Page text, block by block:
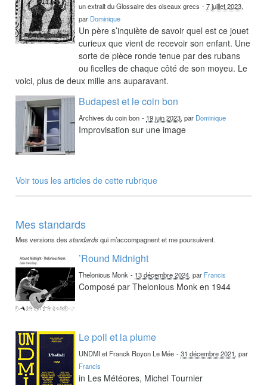
un extrait du Glossaire des oiseaux grecs -7 juillet 2023,
par Dominique
Un père s’inquiète de savoir quel est ce jouet
curieux que vient de recevoir son enfant. Une
sorte de pièce ronde tenue par des rubans
ou ficelles de chaque côté de son moyeu. Le
voici, plus de deux mille ans auparavant.
Budapest et le coin bon
Archives du coin bon - 19 juin 2023, par Dominique
Improvisation sur une image
Voir tous les articles de cette rubrique
Mes standards
Mes versions desstandardsqui m’accompagnent et me poursuivent.
’Round Midnight
Thelonious Monk - 13 décembre 2024, par Francis
Composé par Thelonious Monk en 1944
Le poil et la plume
UNDMI et Franck Royon Le Mée -31 décembre 2021, par
Francis
in Les Météores, Michel Tournier